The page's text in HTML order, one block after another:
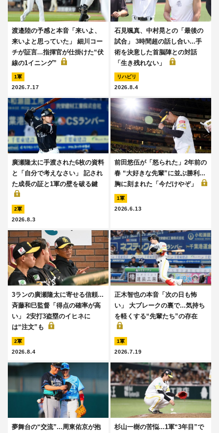
渡邉陸の予感と本音「来いよ、
来いよと思っていた」 細川コー
チが証言...指揮官が仕掛けた“伏
線の1イニング”
1軍
2026.7.17
石見颯真、中村晃との「最後の
試合」 3時間超の話し合い...手
術を決意した首脳陣との対話
「生き残れない」
リハビリ
2026.8.4
廣瀬隆太に手渡された6枚の資料
と「自分で考えなさい」 記され
た成長の証と1軍の壁を破る鍵
2軍
2026.8.3
前田悠伍が「怒られた」2年前の
春 “大好きな先輩”に並ぶ勝利...
胸に刻まれた「今だけやぞ」
1軍
2026.6.13
3ランの廣瀬隆太に寄せる信頼...
斉藤和巳監督「得点の確率が高
い」 2安打3盗塁のイヒネに
は“注文”も
2軍
2026.8.4
正木智也の本音「次の日も怖
い」 大ブレークの裏で...気持ち
を軽くする“先輩たち”の存在
1軍
2026.7.19
夢舞台の“交流”...周東佑京が抱
杉山一樹の苦悩...1軍“3年目”で